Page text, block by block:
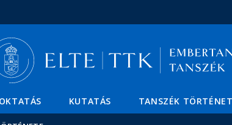
OKTATÁS KUTATÁS TANSZÉK